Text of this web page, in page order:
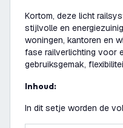
Kortom, deze licht
stijlvolle en
woningen, kantoren en
fase railverlichting voor
gebruiksgemak,
Inhoud:
In dit setje worden de